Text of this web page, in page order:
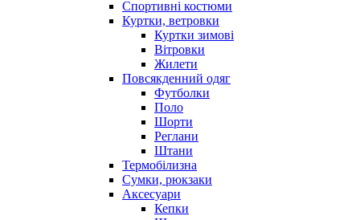
Спортивні костюми
Куртки, ветровки
Куртки зимові
Вітровки
Жилети
Повсякденний одяг
Футболки
Поло
Шорти
Реглани
Штани
Термобілизна
Сумки, рюкзаки
Аксесуари
Кепки